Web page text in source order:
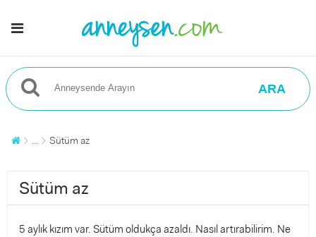
ARA
... Sütüm az
Sütüm az
5 aylık kızım var. Sütüm oldukça azaldı. Nasıl artırabilirim. Ne